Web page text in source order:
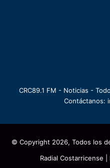
CRC89.1 FM - Noticias -
Contáctanos:
© Copyright 2026, Todos los
Radial Costarricense